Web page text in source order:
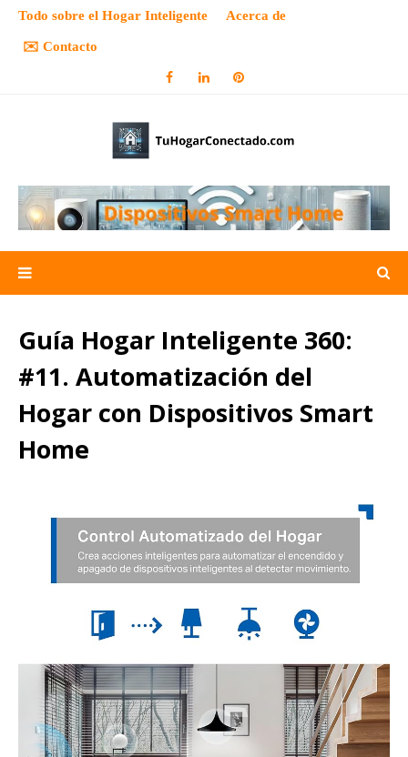
Todo sobre el Hogar Inteligente Acerca de
✉️ Contacto
Guía Hogar Inteligente 360:
#11. Automatización del
Hogar con Dispositivos Smart
Home